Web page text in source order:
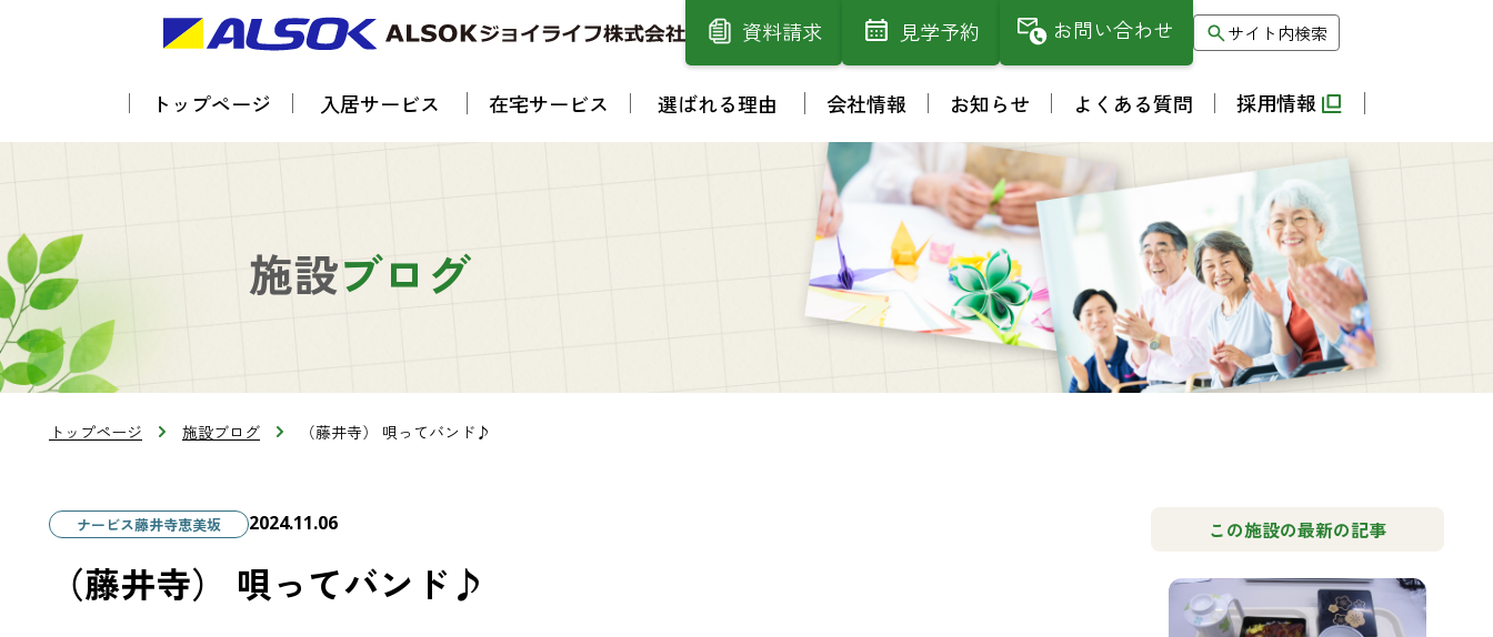
資料請求 見学予約 お問い合わせ サイト内検索
トップページ 入居サービス 在宅サービス 選ばれる理由 会社情報 お知らせ よくある質問 採用情報
施設ブログ
トップページ 施設ブログ （藤井寺） 唄ってバンド♪
ナービス藤井寺恵美坂 2024.11.06
（藤井寺） 唄ってバンド♪
この施設の最新の記事